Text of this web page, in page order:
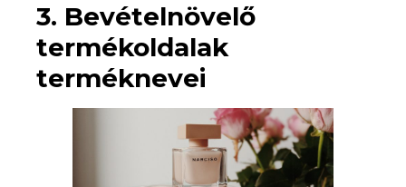
3. Bevételnövelő
termékoldalak
terméknevei